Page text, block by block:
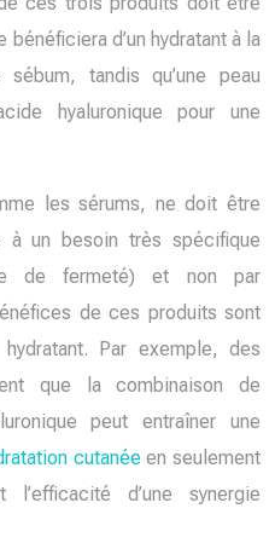
d’un hydratant à la
tandis qu’une peau
hyaluronique pour une
les sérums, ne doit être
à un besoin très spécifique
de fermeté) et non par
de ces produits sont
Par exemple, des
que la combinaison de
peut entraîner une
cutanéeen seulement
l’efficacité d’une synergie